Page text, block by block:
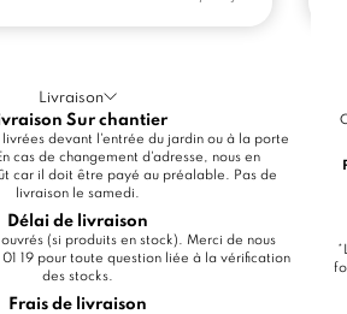
Livraison
Sur chantier
livrées devant l'entrée du jardin ou à la porte
cas de changement d'adresse, nous en
car il doit être payé au préalable. Pas de
livraison le samedi.
Délai de livraison
ouvrés (si produits en stock). Merci de nous
19 pour toute question liée à la vérification
des stocks.
Frais de livraison